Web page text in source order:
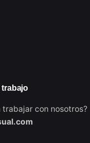
trabajar con nosotros?